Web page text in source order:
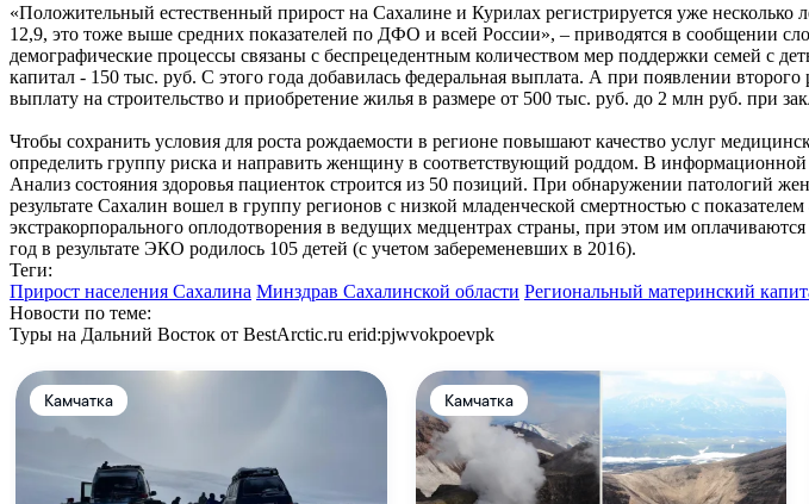
«Положительный естественный прирост на Сахалине и Курилах регистрируется уже
12,9, это тоже выше средних показателей по ДФО и всей России», – приводятся в сообщении
демографические процессы связаны с беспрецедентным количеством мер поддержки семей с
капитал - 150 тыс. руб. С этого года добавилась федеральная выплата. А при появлении
выплату на строительство и приобретение жилья в размере от 500 тыс. руб. до 2 млн руб. при
Чтобы сохранить условия для роста рождаемости в регионе повышают качество услуг
определить группу риска и направить женщину в соответствующий роддом. В
Анализ состояния здоровья пациенток строится из 50 позиций. При обнаружении патологий
результате Сахалин вошел в группу регионов с низкой младенческой смертностью с
экстракорпорального оплодотворения в ведущих медцентрах страны, при этом им
год в результате ЭКО родилось 105 детей (с учетом забеременевших в 2016).
Теги:
Прирост населения Сахалина Минздрав Сахалинской области Региональный материнский
Новости по теме:
Туры на Дальний Восток от BestArctic.ru erid:pjwvokpoevpk